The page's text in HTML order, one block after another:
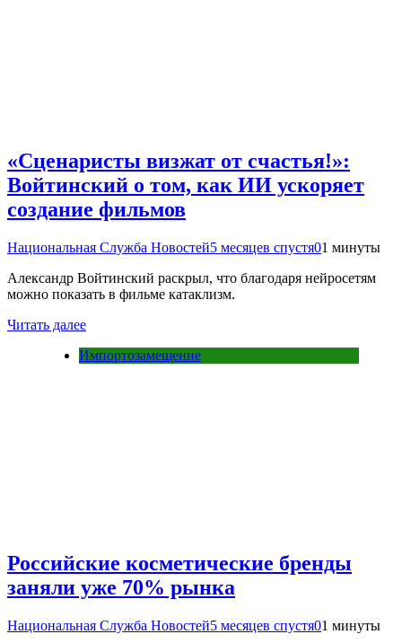
«Сценаристы визжат от счастья!»:
Войтинский о том, как ИИ ускоряет
создание фильмов
Национальная Служба Новостей5 месяцев спустя01 минуты
Александр Войтинский раскрыл, что благодаря нейросетям
можно показать в фильме катаклизм.
Читать далее
Импортозамещение
Российские косметические бренды
заняли уже 70% рынка
Национальная Служба Новостей5 месяцев спустя01 минуты